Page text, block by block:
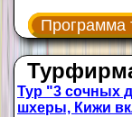
Программа
Тур "3 сочных
шхеры, Кижи